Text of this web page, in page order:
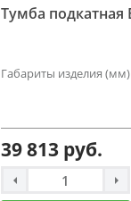
Тумба подкатная
Габариты изделия
39 813 руб.